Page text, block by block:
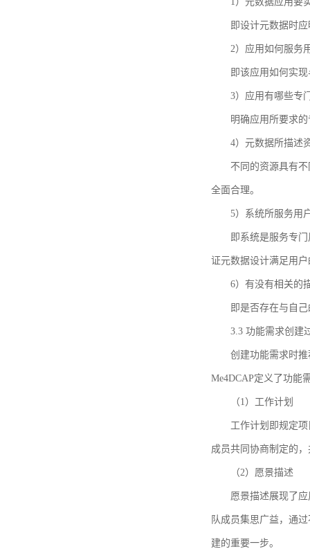
即设计元数据时
2）应用如何服务
即该应用如何实
3）应用有哪些专
明确应用所要求
4）元数据所描述
不同的资源具有
全面合理。
5）系统所服务用
即系统是服务专
证元数据设计满足用
6）有没有相关的
即是否存在与自
3.3 功能需求创建
创建功能需求时推
Me4DCAP定义了功能
（1）工作计划
工作计划即规定
成员共同协商制定的
（2）愿景描述
愿景描述展现了
队成员集思广益，通
建的重要一步。